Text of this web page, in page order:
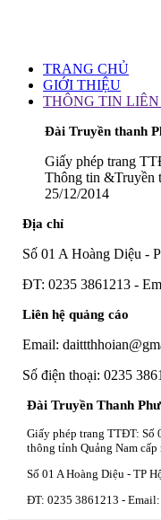
TRANG CHỦ
GIỚI THIỆU
THÔNG TIN LIÊN
Đài Truyền thanh
Giấy phép trang
Thông tin &Truyền
25/12/2014
Địa chỉ
Số 01 A Hoàng Diệu -
ĐT: 0235 3861213 -
Liên hệ quảng cáo
Email:
Số điện thoại: 0235
Đài Truyền Thanh
Giấy phép trang TTĐT: Số
thông tỉnh Quảng Nam
Số 01 A Hoàng Diệu - TP
ĐT: 0235 3861213 -